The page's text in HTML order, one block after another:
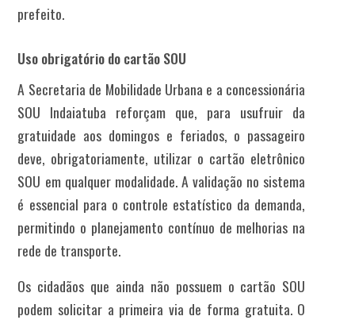
prefeito.
Uso obrigatório do cartão SOU
A Secretaria de Mobilidade Urbana e a concessionária
SOU Indaiatuba reforçam que, para usufruir da
gratuidade aos domingos e feriados, o passageiro
deve, obrigatoriamente, utilizar o cartão eletrônico
SOU em qualquer modalidade. A validação no sistema
é essencial para o controle estatístico da demanda,
permitindo o planejamento contínuo de melhorias na
rede de transporte.
Os cidadãos que ainda não possuem o cartão SOU
podem solicitar a primeira via de forma gratuita. O